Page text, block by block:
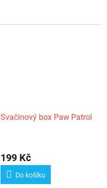
Svačinový box Paw Patrol
199 Kč
Do košíku